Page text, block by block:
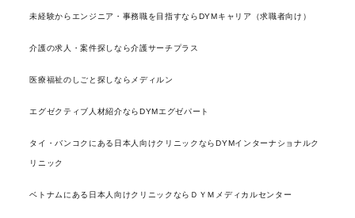
未経験からエンジニア・事務職を目指すならDYMキャリア（求職者向け）
介護の求人・案件探しなら介護サーチプラス
医療福祉のしごと探しならメディルン
エグゼクティブ人材紹介ならDYMエグゼパート
タイ・バンコクにある日本人向けクリニックならDYMインターナショナルク
リニック
ベトナムにある日本人向けクリニックならＤＹＭメディカルセンター